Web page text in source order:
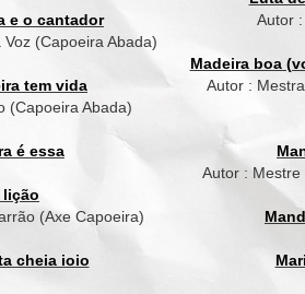
e o cantador
(Capoeira Abada)
tem vida
(Capoeira Abada)
é essa
lição
(Axe Capoeira)
cheia ioio
Autor
Madeira boa
Autor :
Autor :
Falou, la nos
Falou, hoje se
O negro que sofria
Trabalhava na
Foi ele quem libertou
Hoje falou...
Coro
Berimbau ajudava